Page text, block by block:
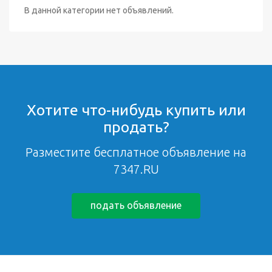
В данной категории нет объявлений.
Хотите что-нибудь купить или
продать?
Разместите бесплатное объявление на
7347.RU
подать объявление